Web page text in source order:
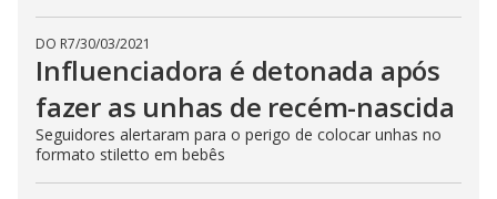
DO R7/30/03/2021
Influenciadora é detonada após
fazer as unhas de recém-nascida
Seguidores alertaram para o perigo de colocar unhas no
formato stiletto em bebês